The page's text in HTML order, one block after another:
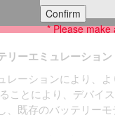
リーエミュレーション
ーションにより、よ
ことにより、デバイ
、既存のバッテリー
Confirm
* Please make